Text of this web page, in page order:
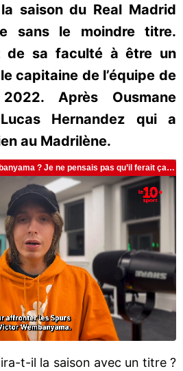
saison du Real Madrid
sans le moindre titre.
de sa faculté à être un
capitaine de l’équipe de
Après Ousmane
Hernandez qui a
au Madrilène.
t-il la saison avec un titre ?